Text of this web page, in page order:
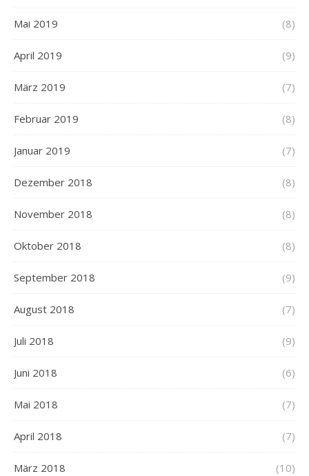
Mai 2019 (8)
April 2019 (9)
März 2019 (7)
Februar 2019 (8)
Januar 2019 (7)
Dezember 2018 (8)
November 2018 (8)
Oktober 2018 (8)
September 2018 (9)
August 2018 (7)
Juli 2018 (9)
Juni 2018 (6)
Mai 2018 (7)
April 2018 (7)
März 2018 (10)